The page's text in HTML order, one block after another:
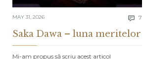
MAY 31, 2026  7
Saka Dawa – luna meritelor
Mi-am propus să scriu acest articol